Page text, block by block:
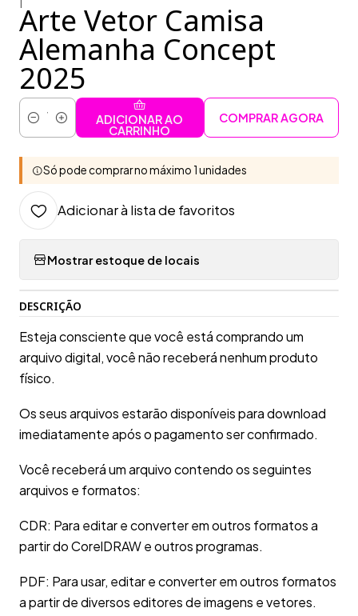
Arte Vetor Camisa
Alemanha Concept
2025
Quantidade
ADICIONAR AO
CARRINHO
COMPRAR AGORA
Só pode comprar no máximo 1 unidades
Adicionar à lista de favoritos
Mostrar estoque de locais
DESCRIÇÃO
Esteja consciente que você está comprando um
arquivo digital, você não receberá nenhum produto
físico.
Os seus arquivos estarão disponíveis para download
imediatamente após o pagamento ser confirmado.
Você receberá um arquivo contendo os seguintes
arquivos e formatos:
CDR: Para editar e converter em outros formatos a
partir do CorelDRAW e outros programas.
PDF: Para usar, editar e converter em outros formatos
a partir de diversos editores de imagens e vetores.